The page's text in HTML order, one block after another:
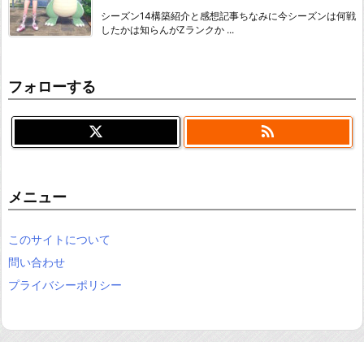
シーズン14構築紹介と感想記事ちなみに今シーズンは何戦
したかは知らんがZランクか ...
フォローする

メニュー
このサイトについて
問い合わせ
プライバシーポリシー